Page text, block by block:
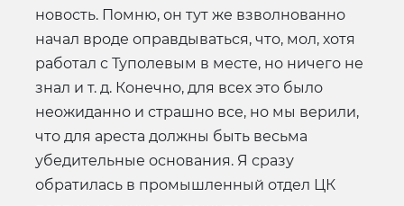
новость. Помню, он тут же взволнованно
начал вроде оправдываться, что, мол, хотя
работал с Туполевым в месте, но ничего не
знал и т. д. Конечно, для всех это было
неожиданно и страшно все, но мы верили,
что для ареста должны быть весьма
убедительные основания. Я сразу
обратилась в промышленный отдел ЦК